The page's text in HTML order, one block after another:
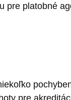
pre platobné
pre